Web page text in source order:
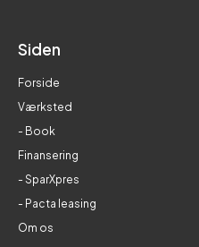
Siden
Forside
Værksted
- Book
Finansering
- SparXpres
- Pacta leasing
Om os